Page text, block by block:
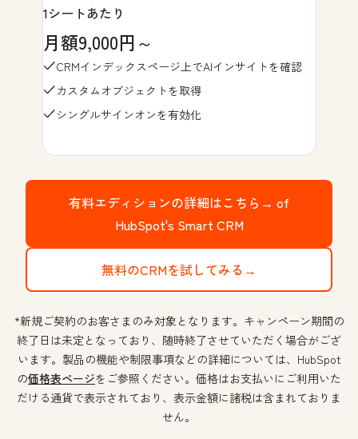
1シートあたり
月額9,000円～
CRMインデックスページ上でAIインサイトを確認
カスタムオブジェクトを取得
シングルサインオンを有効化
有料エディションの詳細はこちら→ of
HubSpot's Smart CRM
無料のCRMを試してみる→
*新規ご契約のお客さまのみ対象となります。キャンペーン期間の
終了日は未定となっており、随時終了させていただく場合がござ
います。製品の機能や制限事項などの詳細については、HubSpot
の価格表ページをご参照ください。価格はお支払いにご利用いた
だける通貨で表示されており、表示金額に諸税は含まれておりま
せん。